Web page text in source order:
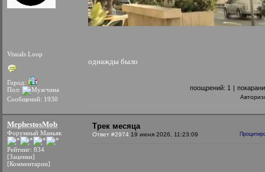
Visuals Loop
Город:
Пол:
Сообщений: 1930
однажды было
поощрений: 1 |
MephestosMob
Форумный Маньяк
Рейтинг: 834
[Заценки]
[Комментарии]
Трек месяца
Ответ #2974 19 июня 2026, 11:23:09